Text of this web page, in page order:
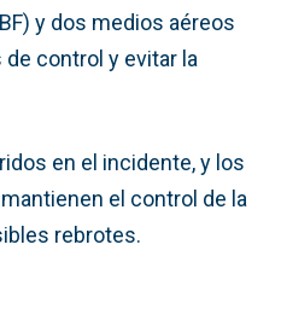
y dos medios aéreos
control y evitar la
en el incidente, y los
el control de la
rebrotes.